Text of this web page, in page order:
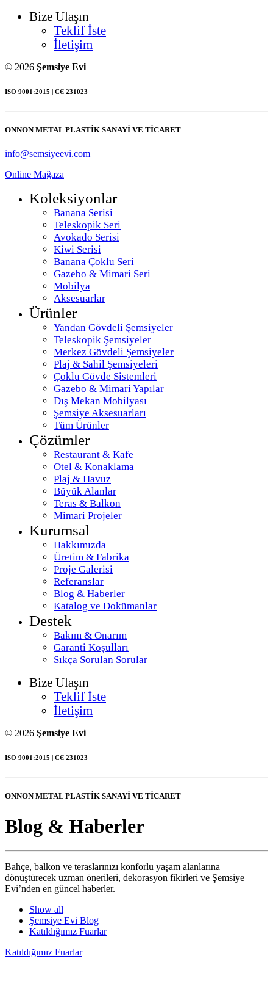
Bize Ulaşın
Teklif İste
İletişim
© 2026 Şemsiye Evi
ISO 9001:2015 | СЄ 231023
ONNON METAL PLASTİK SANAYİ VE TİCARET
info@semsiyeevi.com
Online Mağaza
Koleksiyonlar
Banana Serisi
Teleskopik Seri
Avokado Serisi
Kiwi Serisi
Banana Çoklu Seri
Gazebo & Mimari Seri
Mobilya
Aksesuarlar
Ürünler
Yandan Gövdeli Şemsiyeler
Teleskopik Şemsiyeler
Merkez Gövdeli Şemsiyeler
Plaj & Sahil Şemsiyeleri
Çoklu Gövde Sistemleri
Gazebo & Mimari Yapılar
Dış Mekan Mobilyası
Şemsiye Aksesuarları
Tüm Ürünler
Çözümler
Restaurant & Kafe
Otel & Konaklama
Plaj & Havuz
Büyük Alanlar
Teras & Balkon
Mimari Projeler
Kurumsal
Hakkımızda
Üretim & Fabrika
Proje Galerisi
Referanslar
Blog & Haberler
Katalog ve Dokümanlar
Destek
Bakım & Onarım
Garanti Koşulları
Sıkça Sorulan Sorular
Bize Ulaşın
Teklif İste
İletişim
© 2026 Şemsiye Evi
ISO 9001:2015 | СЄ 231023
ONNON METAL PLASTİK SANAYİ VE TİCARET
Blog & Haberler
Bahçe, balkon ve teraslarınızı konforlu yaşam alanlarına
dönüştürecek uzman önerileri, dekorasyon fikirleri ve Şemsiye
Evi’nden en güncel haberler.
Show all
Şemsiye Evi Blog
Katıldığımız Fuarlar
Katıldığımız Fuarlar